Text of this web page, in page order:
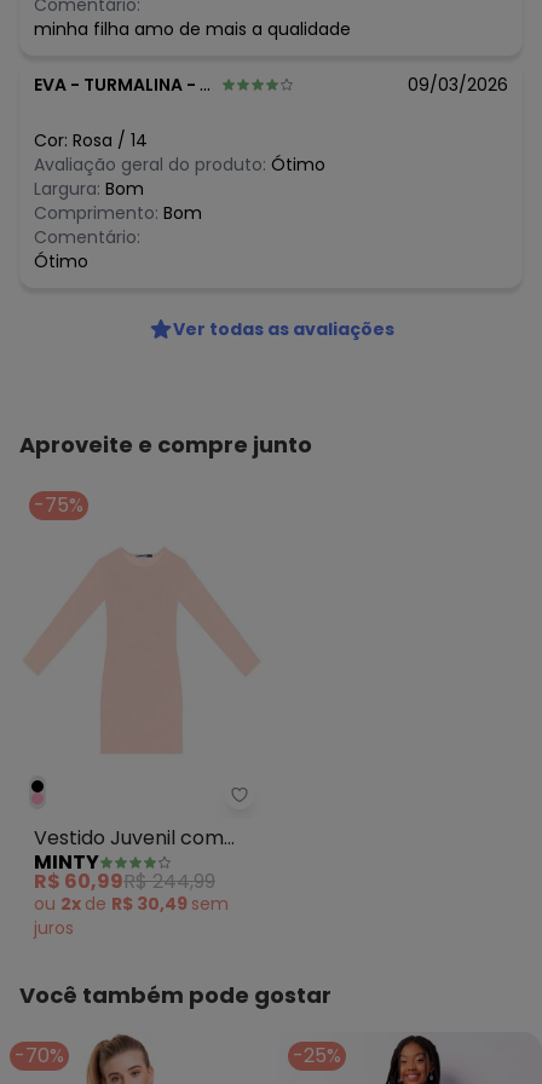
Comentário:
minha filha amo de mais a qualidade
EVA - TURMALINA - MG 09/03/2026
Cor: Rosa / 14
Avaliação geral do produto: Ótimo
Largura: Bom
Comprimento: Bom
Comentário:
Ótimo
Ver todas as avaliações
Aproveite e compre junto
-75%
Minty - Vestido Juvenil com
Vestido Juvenil com
Sobreposição Rosa
MINTY
R$ 60,99R$ 244,99
ou 2x de R$ 30,49 sem
juros
Você também pode gostar
-70% -25%